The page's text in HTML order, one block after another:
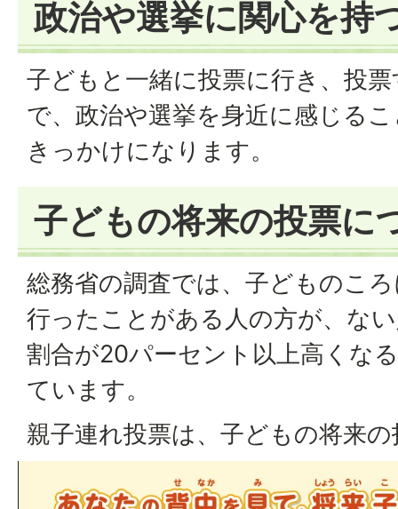
政治や選挙に関心を持
子どもと一緒に投票に行き、投
で、政治や選挙を身近に感じる
きっかけになります。
子どもの将来の投票に
総務省の調査では、子どものこ
行ったことがある人の方が、な
割合が20パーセント以上高くな
ています。
親子連れ投票は、子どもの将来